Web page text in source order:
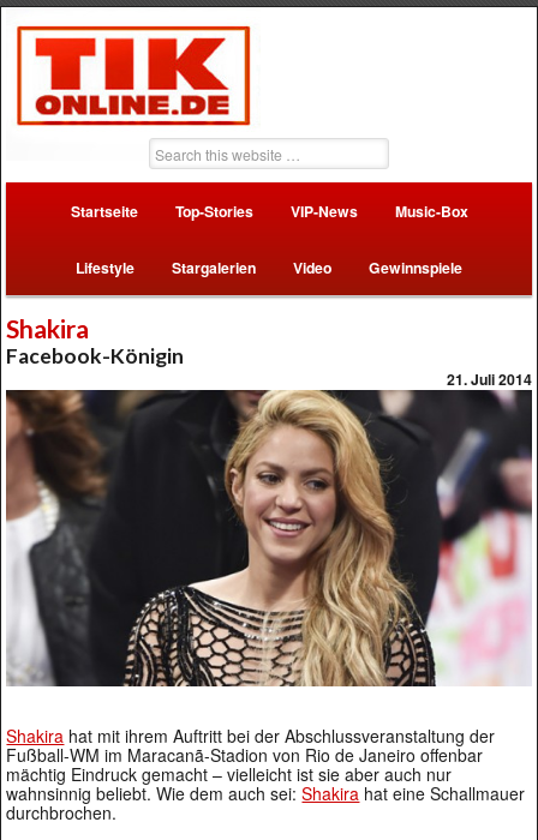
Startseite Top-Stories VIP-News Music-Box
Lifestyle Stargalerien Video Gewinnspiele
Shakira
Facebook-Königin
21. Juli 2014
Shakira hat mit ihrem Auftritt bei der Abschlussveranstaltung der
Fußball-WM im Maracanã-Stadion von Rio de Janeiro offenbar
mächtig Eindruck gemacht – vielleicht ist sie aber auch nur
wahnsinnig beliebt. Wie dem auch sei:Shakira hat eine Schallmauer
durchbrochen.